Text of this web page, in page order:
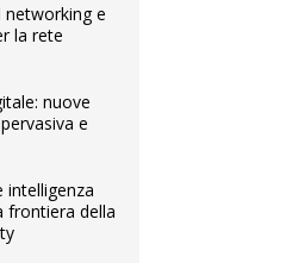
networking e
la rete
nuove
e
intelligenza
frontiera della